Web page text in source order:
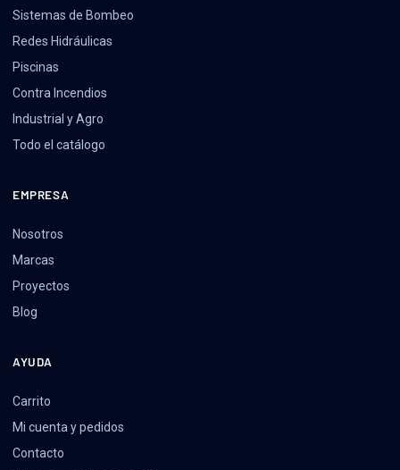
Sistemas de Bombeo
Redes Hidráulicas
Piscinas
Contra Incendios
Industrial y Agro
Todo el catálogo
EMPRESA
Nosotros
Marcas
Proyectos
Blog
AYUDA
Carrito
Mi cuenta y pedidos
Contacto